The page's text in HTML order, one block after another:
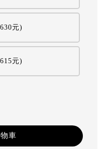
元)
元)
車